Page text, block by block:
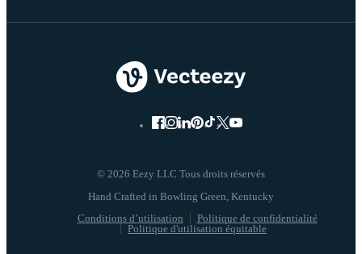
© 2026 Eezy LLC Tous droits réservés
Conditions d’utilisation
Politique de confidentialité
Politique d'utilisation équitable